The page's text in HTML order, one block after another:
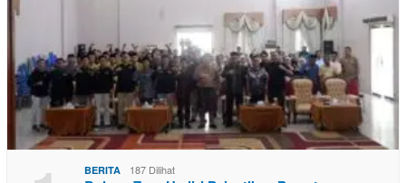
BERITA 187 Dilihat